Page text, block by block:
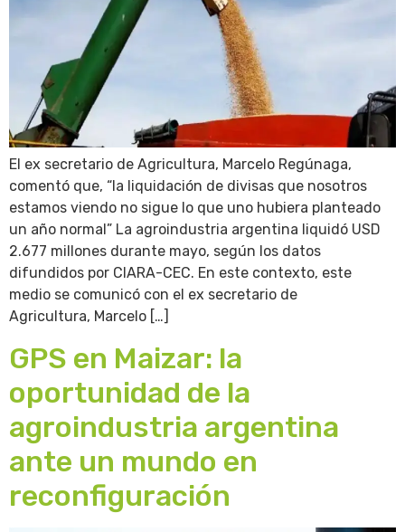
El ex secretario de Agricultura, Marcelo Regúnaga,
comentó que, “la liquidación de divisas que nosotros
estamos viendo no sigue lo que uno hubiera planteado
un año normal” La agroindustria argentina liquidó USD
2.677 millones durante mayo, según los datos
difundidos por CIARA-CEC. En este contexto, este
medio se comunicó con el ex secretario de
Agricultura, Marcelo […]
GPS en Maizar: la
oportunidad de la
agroindustria argentina
ante un mundo en
reconfiguración